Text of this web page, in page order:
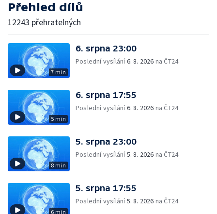
Přehled dílů
12243 přehratelných
7 min
6. srpna 23:00
Poslední vysílání6. 8. 2026 na ČT24
5 min
6. srpna 17:55
Poslední vysílání6. 8. 2026 na ČT24
8 min
5. srpna 23:00
Poslední vysílání5. 8. 2026 na ČT24
6 min
5. srpna 17:55
Poslední vysílání5. 8. 2026 na ČT24